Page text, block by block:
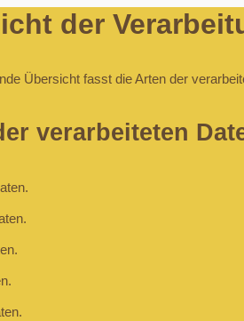
der
Übersicht fasst die Arten der
verarbeiteten